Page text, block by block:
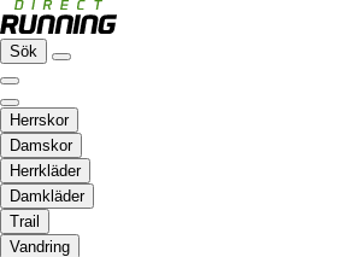
Sök
Herrskor
Damskor
Herrkläder
Damkläder
Trail
Vandring